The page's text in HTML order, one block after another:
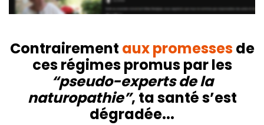
Contrairement aux promessesde
ces régimes promus par les
“pseudo-experts de la
naturopathie”, ta santé s’est
dégradée...